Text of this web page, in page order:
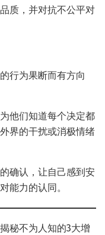
质，并对抗不公平对
行为果断而有方向
他们知道每个决定都
界的干扰或消极情绪
确认，让自己感到安
能力的认同。
秘不为人知的3大增